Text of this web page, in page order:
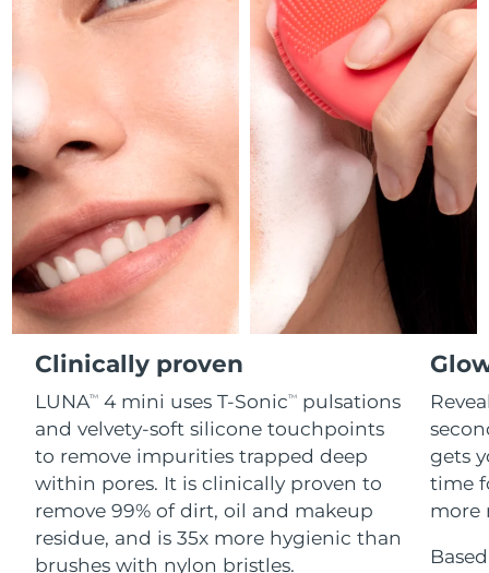
Clinically proven
LUNATM 4 mini uses T-SonicTM
pulsations
and velvety-soft silicone touchpoints
to remove impurities trapped deep
within pores. It is clinically proven to
remove 99% of dirt, oil and makeup
residue, and is 35x more hygienic than
brushes with nylon bristles.
gets
time
more
FAQ™护肤品
All FAQ™ skincare
FAQ™产品
All anti-aging treatments
FAQ™护肤品
All FAQ™ skincare
FAQ™产品
All LED treatments
FAQ™产品
All hair treatments
FAQ™ skincare
All FAQ™ skincare
FAQ™ products
All toning treatments
脱毛
PEACH™ 2 Pro Max
Professional IPL hair removal device
PEACH™ 2
IPL hair removal
PEACH™ 2 go
Travel-friendly IPL hair removal
PEACH™ Cooling Prep Gel
Cooling IPL hair removal gel
身体护理
BEAR™ 2 body
Microcurrent body toning
LUNA™ 4 body
Massaging body brush
SUPERCHARGED™ serum
Firming body serum
痘肌护理
ESPADA™ 2 plus
Recurring acne LED therapy
ESPADA™ 2
Acne treatment device
ESPADA™ Blemish Solution
Concentrated acne gel
ESPADA™ 设备
All acne treatment devices
眼部护理
BEAR™ 2 eyes & lips
Microcurrent line smoothing device
IRIS™ 2
Rejuvenating eye massager
眼部护肤
Advanced eye care treatment
眼部护理设备
All revitalizing eye massagers
毛孔护理
KIWI™ derma
Diamond microdermabrasion .
KIWI™
Blackhead remover
KIWI™ 皮肤护理
LUNA™ 4 hair
2-in-1 LED scalp massager
FLIP™ play advanced
LED light hairbrush
LUNA™ Dual-Peptide Scalp
Serum
牙齿美白
NEW
issa™ Teeth Whitening Set
Dual LED + sonic device & 18% PAP gel
issa™ Teeth Whitening Gel
更多的
法国 预计送达日期 8/8/26
预计送达日期8/12/26
德国 预计送达日期 8/8/26
直布罗陀 预计送达日期 8/12/26
希腊 预计送达日期 8/8/26
中国香港特别行政区 预计送达日期
匈牙利 预计送达日期
冰岛 8/9/26
印度尼西亚 预计送达日期 8/6/26
爱尔兰 8/8/26
马恩岛 预计送达日期